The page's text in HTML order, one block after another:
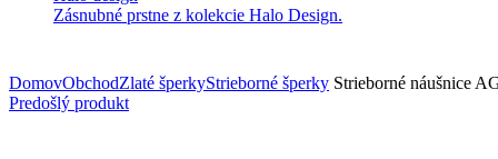
Zásnubné prstne z kolekcie Halo Design.
DomovObchodZlaté šperkyStrieborné šperky Strieborné náušnice
Predošlý produkt